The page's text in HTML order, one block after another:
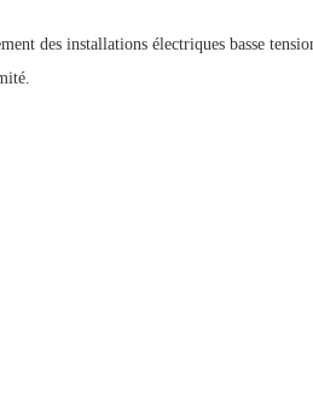
des installations électriques basse